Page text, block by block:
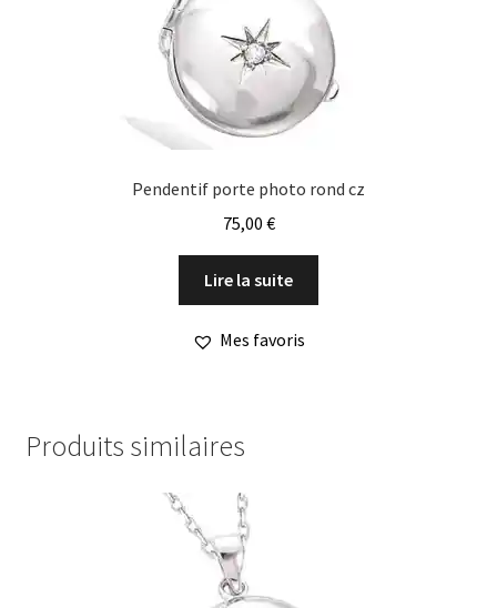
Pendentif porte photo rond cz
75,00 €
Lire la suite
Mes favoris
Produits similaires